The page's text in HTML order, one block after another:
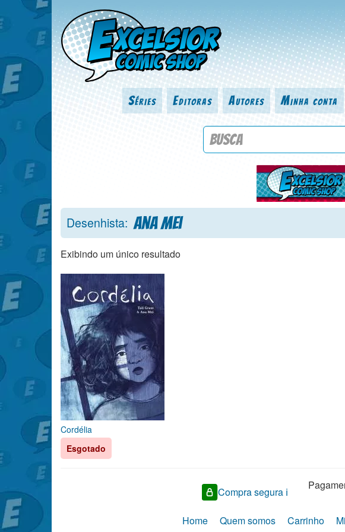
Séries Editoras Autores Minha conta
Procure por título da revista,
Desenhista: Ana Mei
Exibindo um único resultado
Cordélia
Esgotado
Compra segura ℹ️
Home Quem somos Carrinho